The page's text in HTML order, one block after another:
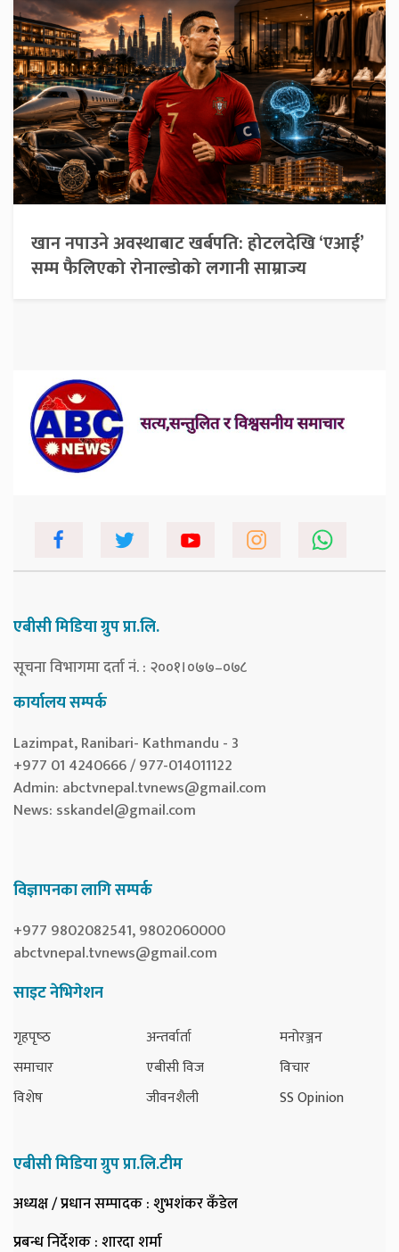
खान नपाउने अवस्थाबाट खर्बपति: होटलदेखि ‘एआई’
सम्म फैलिएको रोनाल्डोको लगानी साम्राज्य
एबीसी मिडिया ग्रुप प्रा.लि.
सूचना विभागमा दर्ता नं. : २००१।०७७–०७८
कार्यालय सम्पर्क
Lazimpat, Ranibari- Kathmandu - 3
+977 01 4240666 / 977-014011122
Admin: abctvnepal.tvnews@gmail.com
News: sskandel@gmail.com
विज्ञापनका लागि सम्पर्क
+977 9802082541, 9802060000
abctvnepal.tvnews@gmail.com
साइट नेभिगेशन
गृहपृष्‍ठ
समाचार
विशेष
अन्तर्वार्ता
एबीसी विज
जीवनशैली
मनोरञ्जन
विचार
SS Opinion
एबीसी मिडिया ग्रुप प्रा.लि.टीम
अध्यक्ष / प्रधान सम्पादक: शुभशंकर कँडेल
प्रबन्ध निर्देशक: शारदा शर्मा